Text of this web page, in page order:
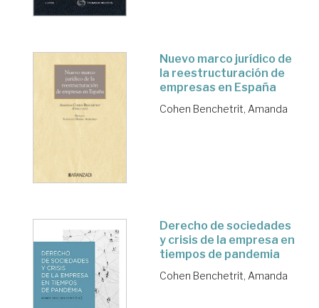
Nuevo marco jurídico de
la reestructuración de
empresas en España
Cohen Benchetrit, Amanda
Derecho de sociedades
y crisis de la empresa en
tiempos de pandemia
Cohen Benchetrit, Amanda